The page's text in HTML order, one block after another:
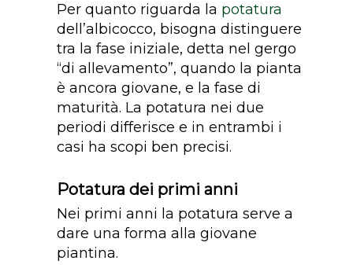
Per quanto riguarda la potatura
dell’albicocco, bisogna distinguere
tra la fase iniziale, detta nel gergo
“di allevamento”, quando la pianta
è ancora giovane, e la fase di
maturità. La potatura nei due
periodi differisce e in entrambi i
casi ha scopi ben precisi.
Potatura dei primi anni
Nei primi anni la potatura serve a
dare una forma alla giovane
piantina.